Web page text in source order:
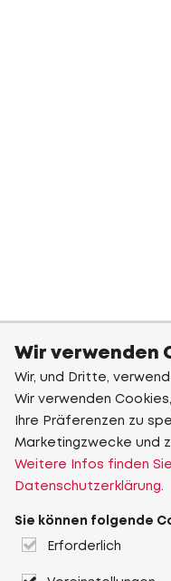
Wir verwenden
Wir, und Dritte,
Wir verwenden
Ihre Präferenzen zu
Marketingzwecke und
Weitere Infos finden
Datenschutzerklärung.
Sie können folgende
Erforderlich